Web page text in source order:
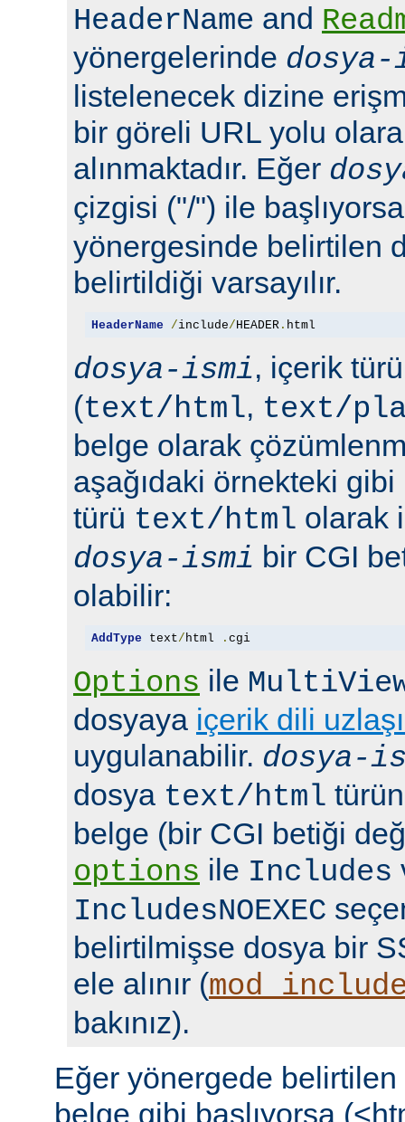
HeaderName and
yönergelerinde
listelenecek dizine
bir göreli URL yolu
alınmaktadır. Eğer
çizgisi ("/") ile
yönergesinde belirtilen
belirtildiği varsayılır.
HeaderName /include/ HEADER. html
dosya-ismi, içerik
(text/html, text/
belge olarak
aşağıdaki örnekteki
türü text/html olarak
dosya-ismi bir CGI
olabilir:
AddType text/ html . cgi
Options ile
dosyaya içerik dili
uygulanabilir. dosya-
dosya text/html
belge (bir CGI betiği
options ile Includes
IncludesNOEXEC
belirtilmişse dosya bir
ele alınır (
bakınız).
Eğer yönergede
belge gibi başlıyorsa